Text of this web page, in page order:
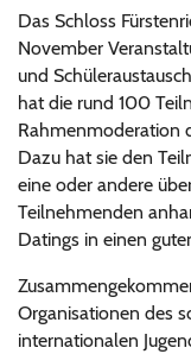
Das Schloss
November
und
hat die rund 100
Rahmenmoderation
Dazu hat sie den
eine oder andere
Teilnehmenden
Datings in einen
Organisationen des
internationalen